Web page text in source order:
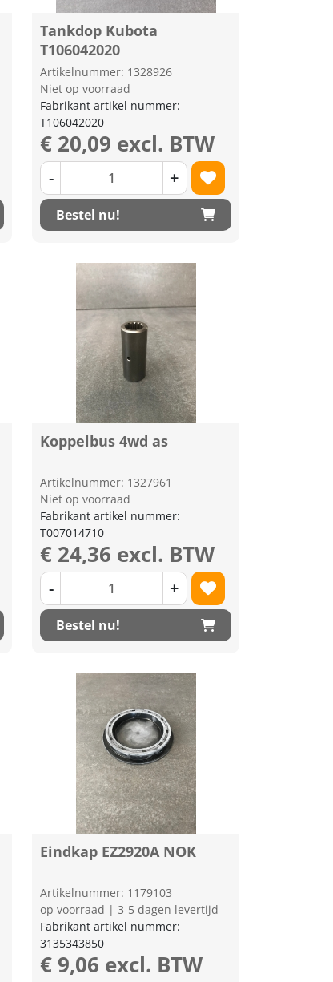
Tankdop Kubota
T106042020
Artikelnummer: 1328926
Niet op voorraad
Fabrikant artikel nummer:
T106042020
€ 20,09 excl. BTW
- +
Bestel nu!
Koppelbus 4wd as
Artikelnummer: 1327961
Niet op voorraad
Fabrikant artikel nummer:
T007014710
€ 24,36 excl. BTW
- +
Bestel nu!
Eindkap EZ2920A NOK
Artikelnummer: 1179103
op voorraad | 3-5 dagen levertijd
Fabrikant artikel nummer:
3135343850
€ 9,06 excl. BTW